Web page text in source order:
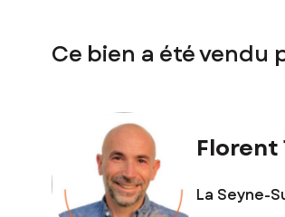
Ce bien a été vendu
Florent
La Seyne-